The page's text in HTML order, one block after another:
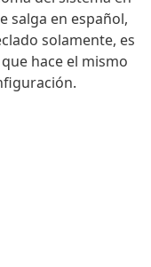
salga en español,
solamente, es
hace el mismo